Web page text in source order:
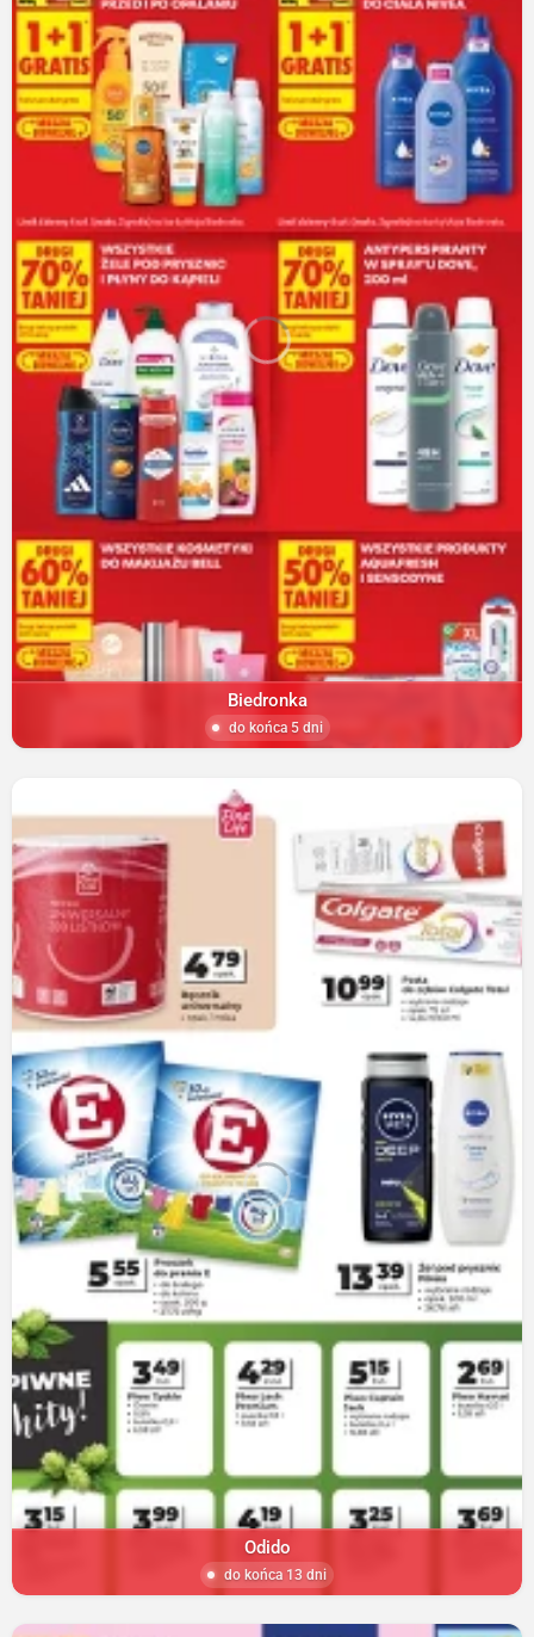
Biedronka
do końca 5 dni
Odido
do końca 13 dni